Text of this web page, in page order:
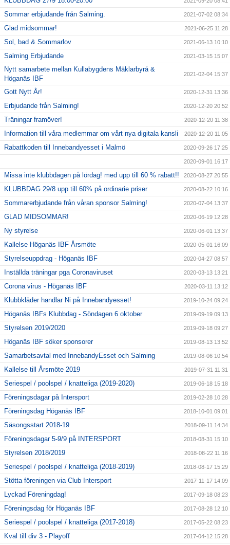
Sommar erbjudande från Salming. 2021-07-02 08:34
Glad midsommar! 2021-06-25 11:28
Sol, bad & Sommarlov 2021-06-13 10:10
Salming Erbjudande 2021-03-15 15:07
Nytt samarbete mellan Kullabygdens Mäklarbyrå &
Höganäs IBF
2021-02-04 15:37
Gott Nytt År! 2020-12-31 13:36
Erbjudande från Salming! 2020-12-20 20:52
Träningar framöver! 2020-12-20 11:38
Information till våra medlemmar om vårt nya digitala kansli 2020-12-20 11:05
Rabattkoden till Innebandyesset i Malmö 2020-09-26 17:25
2020-09-01 16:17
Missa inte klubbdagen på lördag! med upp till 60 % rabatt!! 2020-08-27 20:55
KLUBBDAG 29/8 upp till 60% på ordinarie priser 2020-08-22 10:16
Sommarerbjudande från våran sponsor Salming! 2020-07-04 13:37
GLAD MIDSOMMAR! 2020-06-19 12:28
Ny styrelse 2020-06-01 13:37
Kallelse Höganäs IBF Årsmöte 2020-05-01 16:09
Styrelseuppdrag - Höganäs IBF 2020-04-27 08:57
Inställda träningar pga Coronaviruset 2020-03-13 13:21
Corona virus - Höganäs IBF 2020-03-11 13:12
Klubbkläder handlar Ni på Innebandyesset! 2019-10-24 09:24
Höganäs IBFs Klubbdag - Söndagen 6 oktober 2019-09-19 09:13
Styrelsen 2019/2020 2019-09-18 09:27
Höganäs IBF söker sponsorer 2019-08-13 13:52
Samarbetsavtal med InnebandyEsset och Salming 2019-08-06 10:54
Kallelse till Årsmöte 2019 2019-07-31 11:31
Seriespel / poolspel / knatteliga (2019-2020) 2019-06-18 15:18
Föreningsdagar på Intersport 2019-02-28 10:28
Föreningsdag Höganäs IBF 2018-10-01 09:01
Säsongsstart 2018-19 2018-09-11 14:34
Föreningsdagar 5-9/9 på INTERSPORT 2018-08-31 15:10
Styrelsen 2018/2019 2018-08-22 11:16
Seriespel / poolspel / knatteliga (2018-2019) 2018-08-17 15:29
Stötta föreningen via Club Intersport 2017-11-17 14:09
Lyckad Föreningdag! 2017-09-18 08:23
Föreningsdag för Höganäs IBF 2017-08-28 12:10
Seriespel / poolspel / knatteliga (2017-2018) 2017-05-22 08:23
Kval till div 3 - Playoff 2017-04-12 15:28